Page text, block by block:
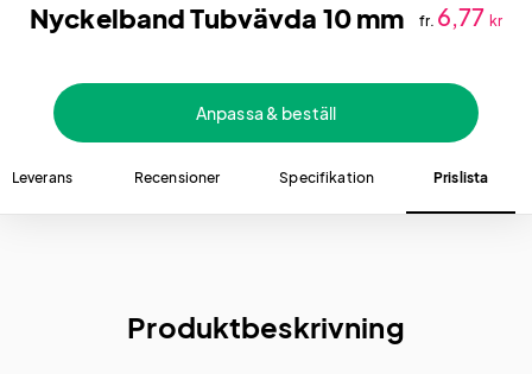
Nyckelband Tubvävda 10 mm fr. 6,77 kr
Anpassa & beställ
Leverans Recensioner Specifikation Prislista
Produktbeskrivning